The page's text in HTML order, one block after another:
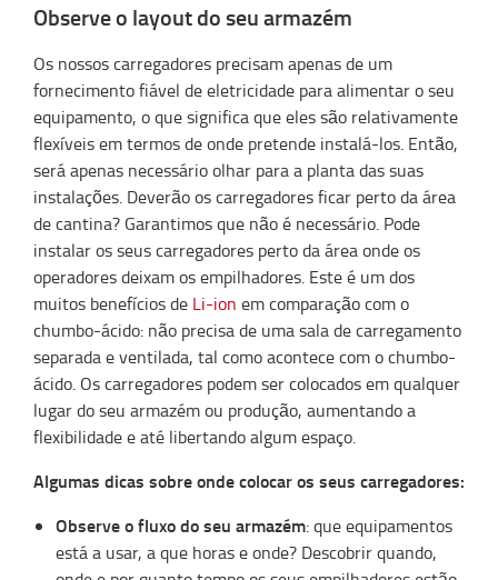
Observe o layout do seu armazém
Os nossos carregadores precisam apenas de um
fornecimento fiável de eletricidade para alimentar o seu
equipamento, o que significa que eles são relativamente
flexíveis em termos de onde pretende instalá-los. Então,
será apenas necessário olhar para a planta das suas
instalações. Deverão os carregadores ficar perto da área
de cantina? Garantimos que não é necessário. Pode
instalar os seus carregadores perto da área onde os
operadores deixam os empilhadores. Este é um dos
muitos benefícios de Li-ion em comparação com o
chumbo-ácido: não precisa de uma sala de carregamento
separada e ventilada, tal como acontece com o chumbo-
ácido. Os carregadores podem ser colocados em qualquer
lugar do seu armazém ou produção, aumentando a
flexibilidade e até libertando algum espaço.
Algumas dicas sobre onde colocar os seus carregadores:
Observe o fluxo do seu armazém: que equipamentos
está a usar, a que horas e onde? Descobrir quando,